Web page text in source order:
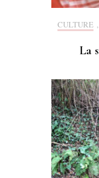
CULTURE ,
La